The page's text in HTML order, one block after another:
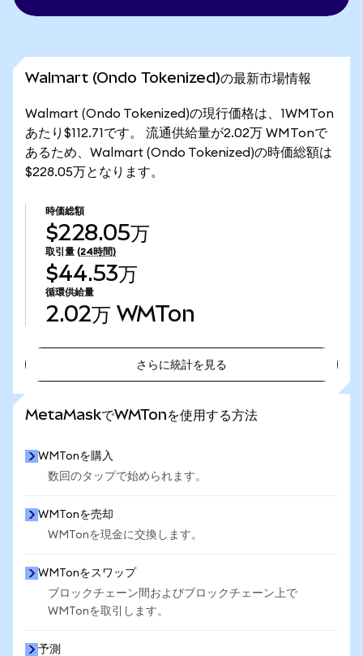
Walmart (Ondo Tokenized)の最新市場情報
Walmart (Ondo Tokenized)の現行価格は、1WMTon
あたり$112.71です。 流通供給量が2.02万 WMTonで
あるため、Walmart (Ondo Tokenized)の時価総額は
$228.05万となります。
時価総額
$228.05万
取引量 (24時間)
$44.53万
循環供給量
2.02万 WMTon
さらに統計を見る
MetaMaskでWMTonを使用する方法
WMTonを購入
数回のタップで始められます。
WMTonを売却
WMTonを現金に交換します。
WMTonをスワップ
ブロックチェーン間およびブロックチェーン上で
WMTonを取引します。
予測